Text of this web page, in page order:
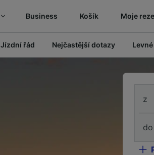
Business Košík Moje
Jízdní řád Nejčastější dotazy
z
do